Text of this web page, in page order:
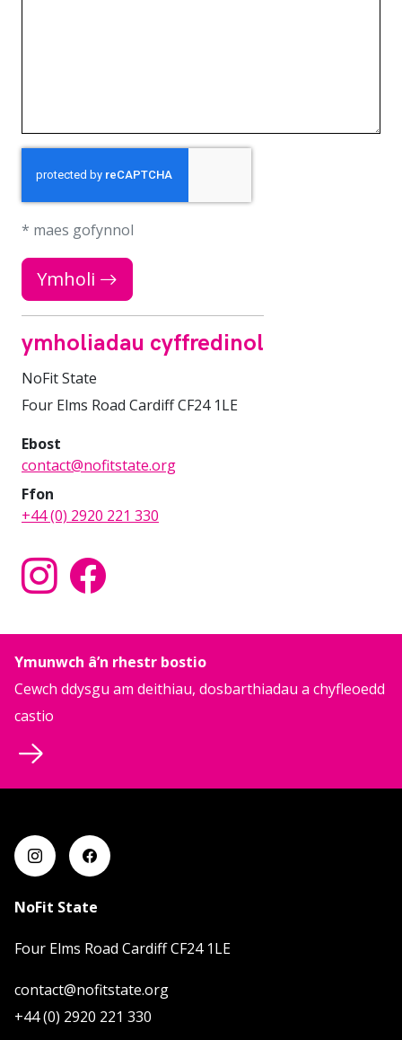
* maes gofynnol
Ymholi
ymholiadau cyffredinol
NoFit State
Four Elms Road Cardiff CF24 1LE
Ebost
contact@nofitstate.org
Ffon
+44 (0) 2920 221 330
Ymunwch â’n rhestr bostio
Cewch ddysgu am deithiau, dosbarthiadau a chyfleoedd
castio
NoFit State
Four Elms Road Cardiff CF24 1LE
contact@nofitstate.org
+44 (0) 2920 221 330